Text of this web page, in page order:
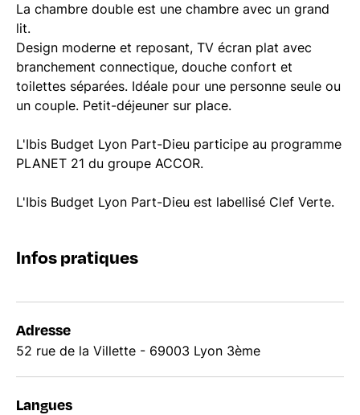
La chambre double est une chambre avec un grand
lit.
Design moderne et reposant, TV écran plat avec
branchement connectique, douche confort et
toilettes séparées. Idéale pour une personne seule ou
un couple. Petit-déjeuner sur place.
L'Ibis Budget Lyon Part-Dieu participe au programme
PLANET 21 du groupe ACCOR.
L'Ibis Budget Lyon Part-Dieu est labellisé Clef Verte.
Infos pratiques
Adresse
52 rue de la Villette - 69003 Lyon 3ème
Langues